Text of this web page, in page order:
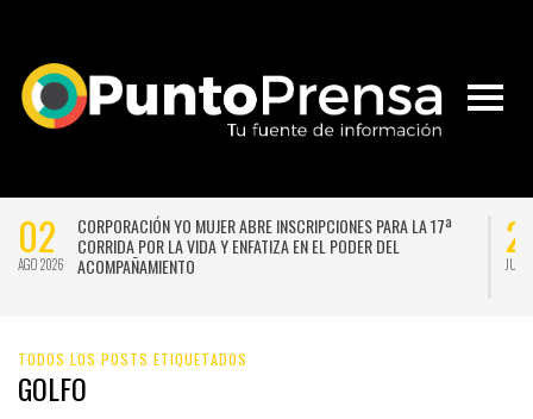
02
AGO 2026
CORPORACIÓN YO MUJER ABRE INSCRIPCIONES PARA LA 17ª
CORRIDA POR LA VIDA Y ENFATIZA EN EL PODER DEL
ACOMPAÑAMIENTO
JUL
TODOS LOS POSTS ETIQUETADOS
GOLFO